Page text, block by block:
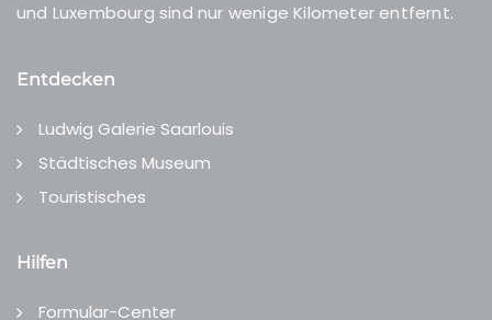
und Luxembourg sind nur wenige Kilometer entfernt.
Entdecken
Ludwig Galerie Saarlouis
Städtisches Museum
Touristisches
Hilfen
Formular-Center